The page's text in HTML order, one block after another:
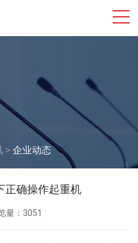
> 企业动态
正确操作起重机
量：3051